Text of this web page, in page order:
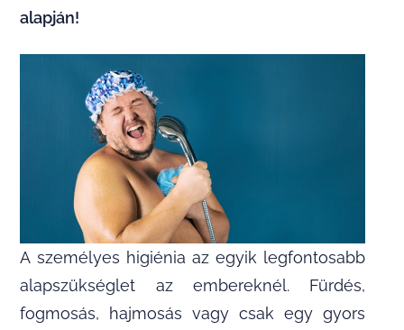
alapján!
A személyes higiénia az egyik legfontosabb
alapszükséglet az embereknél. Fürdés,
fogmosás, hajmosás vagy csak egy gyors